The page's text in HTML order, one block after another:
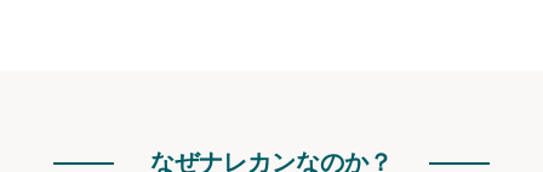
なぜナレカンなのか？